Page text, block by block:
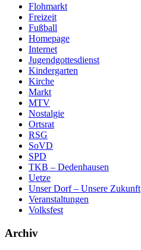
Flohmarkt
Freizeit
Fußball
Homepage
Internet
Jugendgottesdienst
Kindergarten
Kirche
Markt
MTV
Nostalgie
Ortsrat
RSG
SoVD
SPD
TKB – Dedenhausen
Uetze
Unser Dorf – Unsere Zukunft
Veranstaltungen
Volksfest
Archiv